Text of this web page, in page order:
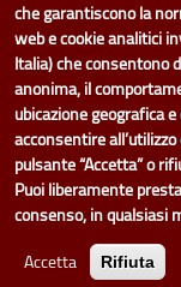
Il design e la gestione
Direzione è
accedi (area
che garantiscono la
web e cookie analitici
Italia) che consentono
anonima, il
ubicazione geografica
acconsentire
pulsante “Accetta” o
Puoi liberamente
consenso, in qualsiasi
Accetta Rifiuta